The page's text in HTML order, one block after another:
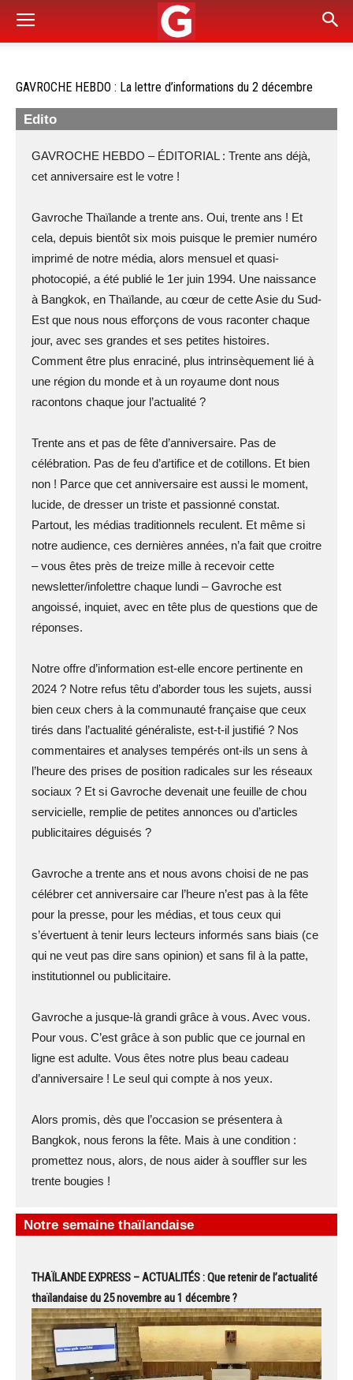
GAVROCHE HEBDO : La lettre d’informations du 2 décembre
Edito
GAVROCHE HEBDO – ÉDITORIAL : Trente ans déjà,
cet anniversaire est le votre !
Gavroche Thaïlande a trente ans. Oui, trente ans ! Et
cela, depuis bientôt six mois puisque le premier numéro
imprimé de notre média, alors mensuel et quasi-
photocopié, a été publié le 1er juin 1994. Une naissance
à Bangkok, en Thaïlande, au cœur de cette Asie du Sud-
Est que nous nous efforçons de vous raconter chaque
jour, avec ses grandes et ses petites histoires.
Comment être plus enraciné, plus intrinsèquement lié à
une région du monde et à un royaume dont nous
racontons chaque jour l’actualité ?
Trente ans et pas de fête d’anniversaire. Pas de
célébration. Pas de feu d’artifice et de cotillons. Et bien
non ! Parce que cet anniversaire est aussi le moment,
lucide, de dresser un triste et passionné constat.
Partout, les médias traditionnels reculent. Et même si
notre audience, ces dernières années, n’a fait que croitre
– vous êtes près de treize mille à recevoir cette
newsletter/infolettre chaque lundi – Gavroche est
angoissé, inquiet, avec en tête plus de questions que de
réponses.
Notre offre d’information est-elle encore pertinente en
2024 ? Notre refus têtu d’aborder tous les sujets, aussi
bien ceux chers à la communauté française que ceux
tirés dans l’actualité généraliste, est-t-il justifié ? Nos
commentaires et analyses tempérés ont-ils un sens à
l’heure des prises de position radicales sur les réseaux
sociaux ? Et si Gavroche devenait une feuille de chou
servicielle, remplie de petites annonces ou d’articles
publicitaires déguisés ?
Gavroche a trente ans et nous avons choisi de ne pas
célébrer cet anniversaire car l’heure n’est pas à la fête
pour la presse, pour les médias, et tous ceux qui
s’évertuent à tenir leurs lecteurs informés sans biais (ce
qui ne veut pas dire sans opinion) et sans fil à la patte,
institutionnel ou publicitaire.
Gavroche a jusque-là grandi grâce à vous. Avec vous.
Pour vous. C’est grâce à son public que ce journal en
ligne est adulte. Vous êtes notre plus beau cadeau
d’anniversaire ! Le seul qui compte à nos yeux.
Alors promis, dès que l’occasion se présentera à
Bangkok, nous ferons la fête. Mais à une condition :
promettez nous, alors, de nous aider à souffler sur les
trente bougies !
Notre semaine thaïlandaise
THAÏLANDE EXPRESS – ACTUALITÉS : Que retenir de l’actualité
thaïlandaise du 25 novembre au 1 décembre ?